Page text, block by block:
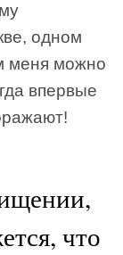
одном
меня можно
впервые
что